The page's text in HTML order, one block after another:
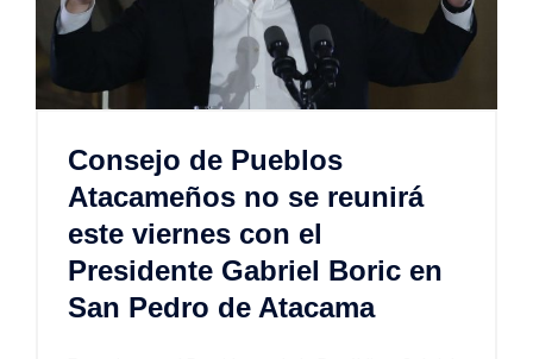
Consejo de Pueblos
Atacameños no se reunirá
este viernes con el
Presidente Gabriel Boric en
San Pedro de Atacama